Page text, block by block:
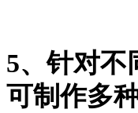
5、针对不
可制作多